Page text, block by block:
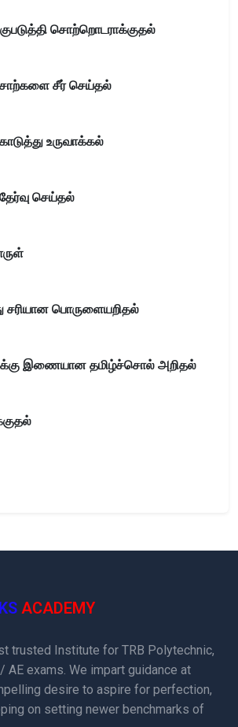
சொற்றொடராக்குதல்
சீர் செய்தல்
உருவாக்கல்
செய்தல்
சரியான பொருளையறிதல்
இணையான தமிழ்ச்சொல் அறிதல்
ACADEMY
trusted Institute for TRB Polytechnic,
AE exams. We impart guidance at
desire to aspire for perfection,
on setting newer benchmarks of